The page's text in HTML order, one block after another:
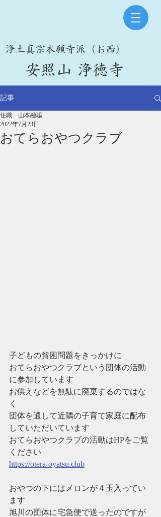
​浄土真宗本願寺派（お西）
​安照山 浄徳寺
記事
おてらおやつクラブ
住職 山本融聡
2022年7月23日
子どもの貧困問題をきっかけに
おてらおやつクラブという団体の活動
に参加しています
お供えなどを無駄に廃棄するのではな
く
団体を通して近隣の子育て家庭に配布
していただいています
おてらおやつクラブの活動はHPをご覧
ください
https://otera-oyatsu.club
おやつの下にはメロンが４玉入ってい
ます
旭川の団体に宅急便で送ったのですが